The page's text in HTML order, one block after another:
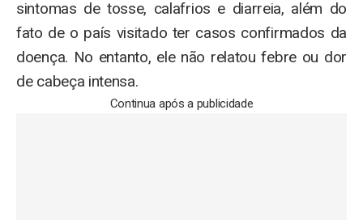
sintomas de tosse, calafrios e diarreia, além do
fato de o país visitado ter casos confirmados da
doença. No entanto, ele não relatou febre ou dor
de cabeça intensa.
Continua após a publicidade